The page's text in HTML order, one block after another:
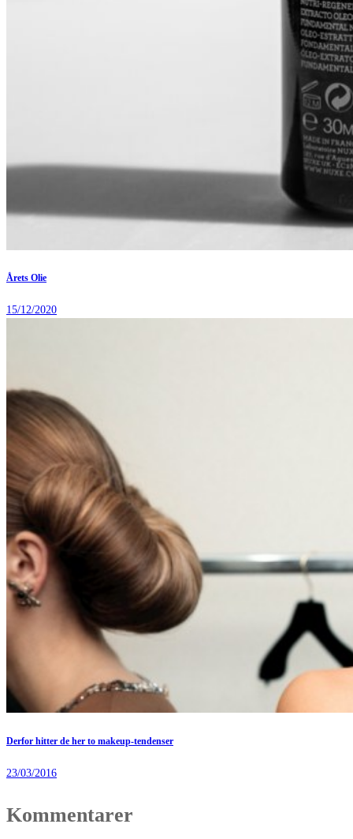
Årets Olie
15/12/2020
Derfor hitter de her to makeup-tendenser
23/03/2016
Kommentarer